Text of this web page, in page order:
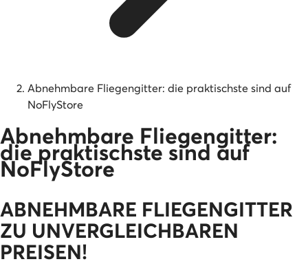
Abnehmbare Fliegengitter: die praktischste sind auf
NoFlyStore
Abnehmbare Fliegengitter:
die praktischste sind auf
NoFlyStore
ABNEHMBARE FLIEGENGITTER
ZU UNVERGLEICHBAREN
PREISEN!